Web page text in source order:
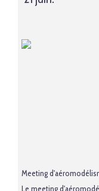
Meeting
Le meeting